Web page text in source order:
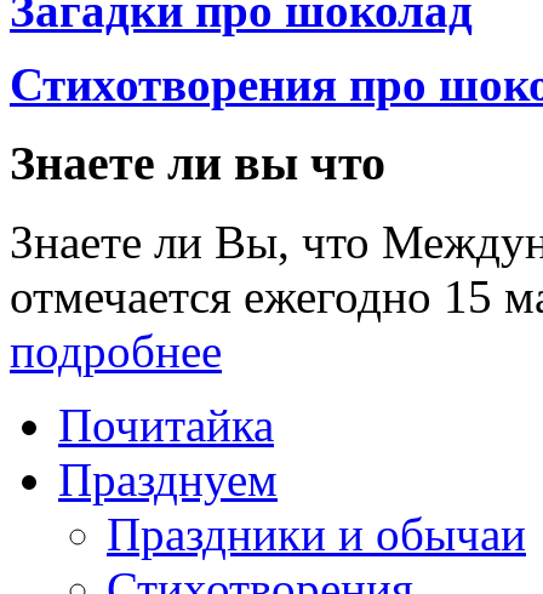
Загадки про шоколад
Стихотворения про
Знаете ли вы что
Знаете ли Вы, что
отмечается ежегодно 15
подробнее
Почитайка
Празднуем
Праздники и обычаи